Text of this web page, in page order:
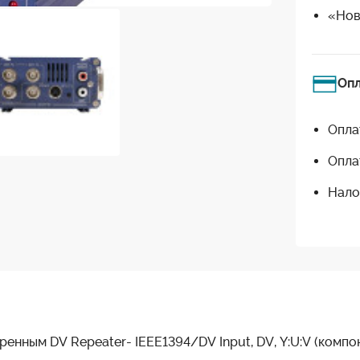
DV Repeater- IEEE1394/DV Input, DV, Y:U:V